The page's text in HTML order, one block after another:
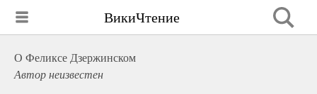
ВикиЧтение
О Феликсе Дзержинском
Автор неизвестен